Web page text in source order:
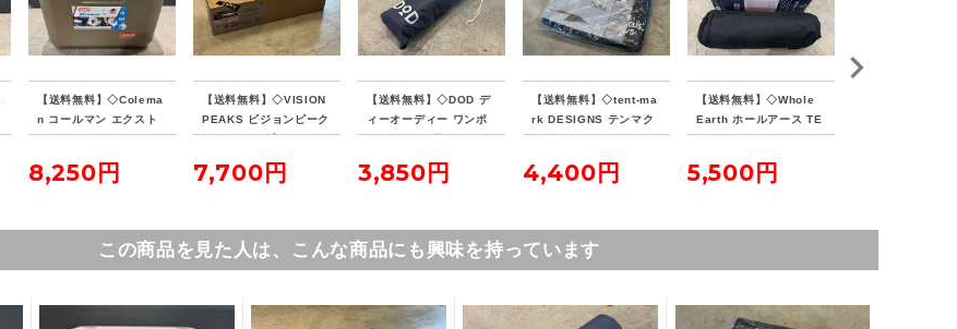
【送料無料】◇Colema
n コールマン エクスト
リームクーラー 70QT
8,250円
【送料無料】◇VISION
PEAKS ビジョンピーク
ス ファイアプレイス TC
7,700円
【送料無料】◇DOD デ
ィーオーディー ワンポ
ールテントL用グランド
3,850円
【送料無料】◇tent-ma
rk DESIGNS テンマク
デザイン サーカスイン
4,400円
【送料無料】◇Whole
Earth ホールアース TE
NKU COT テンクウコッ
5,500円
この商品を見た人は、こんな商品にも興味を持っています